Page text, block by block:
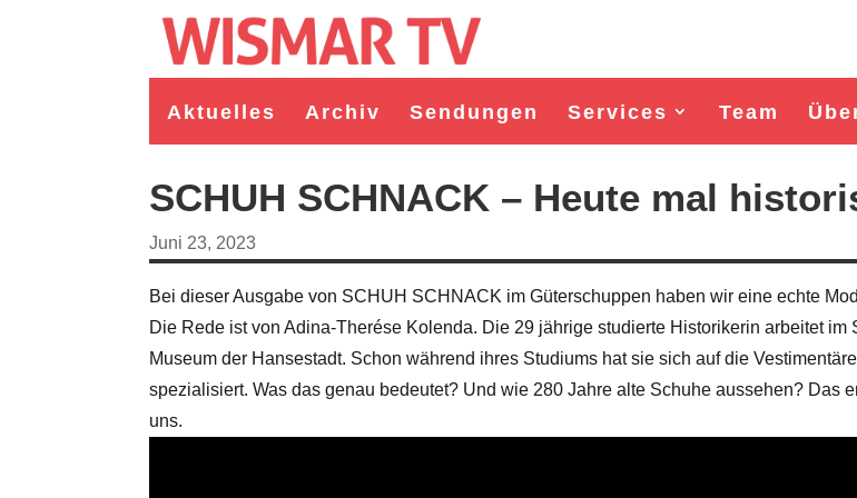
Aktuelles Archiv Sendungen Services Team
SCHUH SCHNACK – Heute mal
Juni 23, 2023
Bei dieser Ausgabe von SCHUH SCHNACK im Güterschuppen haben wir eine echte
Die Rede ist von Adina-Therése Kolenda. Die 29 jährige studierte Historikerin arbeitet im
Museum der Hansestadt. Schon während ihres Studiums hat sie sich auf die
spezialisiert. Was das genau bedeutet? Und wie 280 Jahre alte Schuhe aussehen? Das
uns.
in Wismar 2026:
"Bürger für Wismar"
unabhängiger Kandidat Christian
BSW-Kandidat Nils Jörn